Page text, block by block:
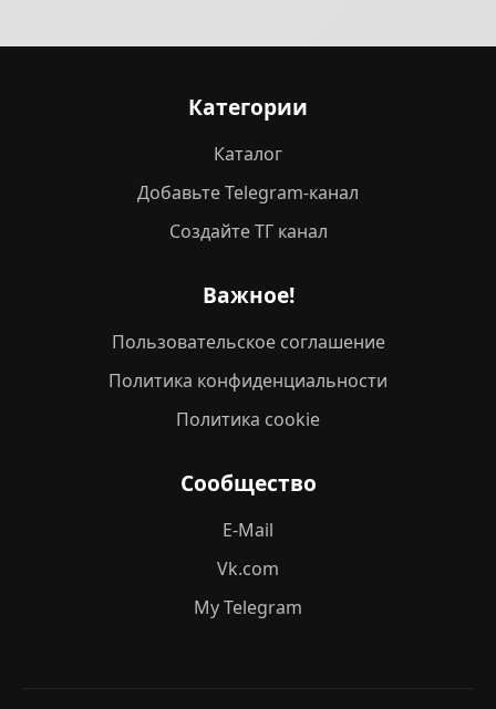
Категории
Каталог
Добавьте Telegram-канал
Создайте ТГ канал
Важное!
Пользовательское соглашение
Политика конфиденциальности
Политика cookie
Сообщество
E-Mail
Vk.com
My Telegram